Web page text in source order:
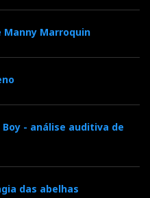
93 494 51 51
B
Manny Marroquin
Boy - análise auditiva de
das abelhas